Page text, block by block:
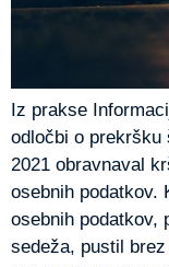
Iz prakse
odločbi o prekršku
2021 obravnaval
osebnih podatkov.
osebnih podatkov,
sedeža, pustil